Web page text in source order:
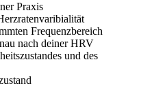
Praxis
Frequenzbereich
nach deiner HRV
und des